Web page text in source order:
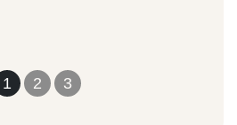
1 2 3